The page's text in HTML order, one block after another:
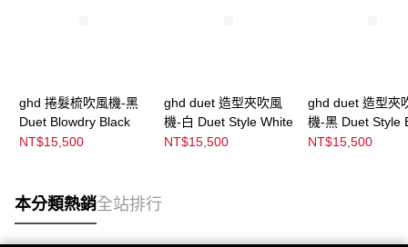
ghd 捲髮梳吹風機-黑
Duet Blowdry Black
NT$15,500
ghd duet 造型夾吹風
機-白 Duet Style White
NT$15,500
ghd duet 造型夾
機-黑 Duet Style
NT$15,500
本分類熱銷全站排行